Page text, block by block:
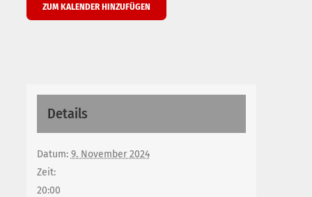
ZUM KALENDER HINZUFÜGEN
Details
Datum: 9. November 2024
Zeit:
20:00